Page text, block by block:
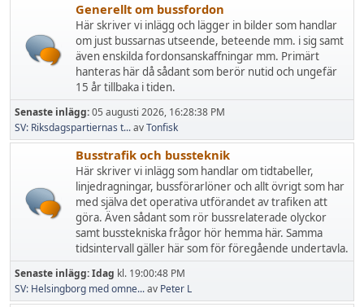
Generellt om bussfordon
Här skriver vi inlägg och lägger in bilder som handlar
om just bussarnas utseende, beteende mm. i sig samt
även enskilda fordonsanskaffningar mm. Primärt
hanteras här då sådant som berör nutid och ungefär
15 år tillbaka i tiden.
Senaste inlägg:05 augusti 2026, 16:28:38 PM
SV: Riksdagspartiernas t...avTonfisk
Busstrafik och bussteknik
Här skriver vi inlägg som handlar om tidtabeller,
linjedragningar, bussförarlöner och allt övrigt som har
med själva det operativa utförandet av trafiken att
göra. Även sådant som rör bussrelaterade olyckor
samt busstekniska frågor hör hemma här. Samma
tidsintervall gäller här som för föregående undertavla.
Senaste inlägg:Idag kl. 19:00:48 PM
SV: Helsingborg med omne...av Peter L